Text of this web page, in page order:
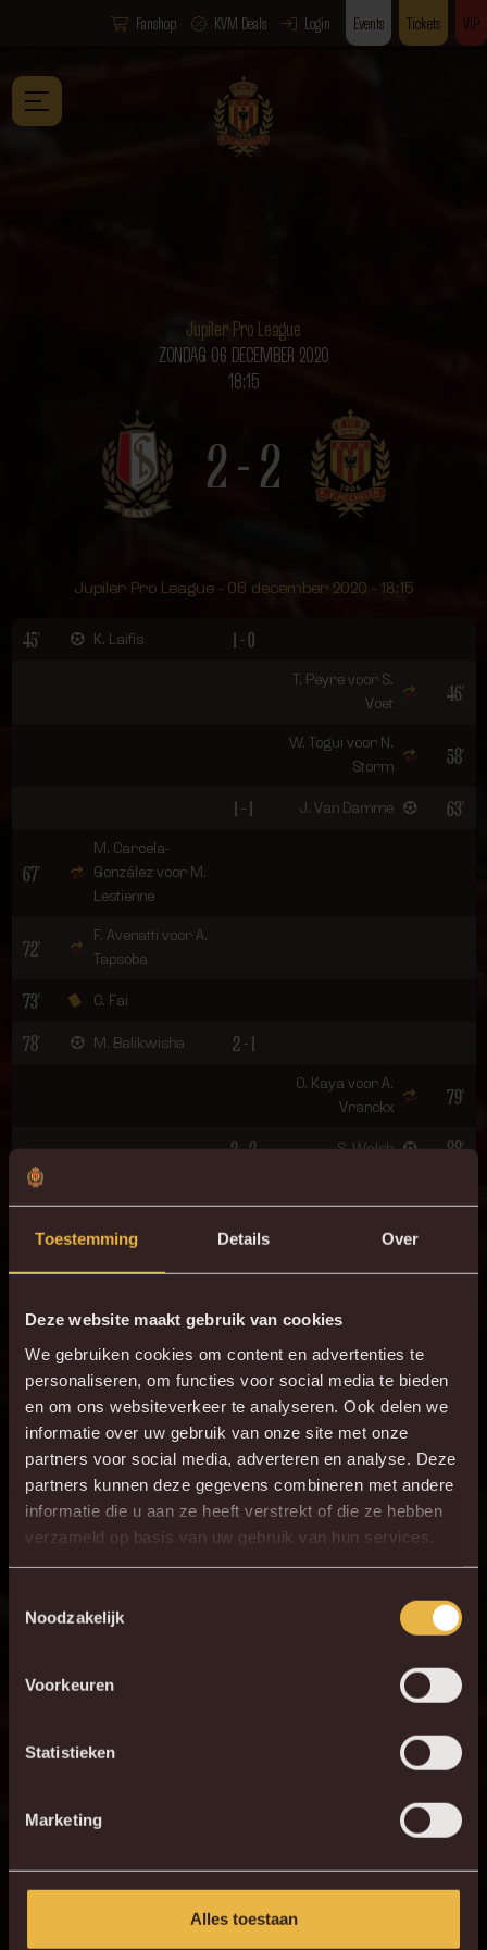
Toestemming Details Over
Deze website maakt gebruik van cookies
We gebruiken cookies om content en advertenties te
personaliseren, om functies voor social media te bieden
en om ons websiteverkeer te analyseren. Ook delen we
informatie over uw gebruik van onze site met onze
partners voor social media, adverteren en analyse. Deze
partners kunnen deze gegevens combineren met andere
informatie die u aan ze heeft verstrekt of die ze hebben
verzameld op basis van uw gebruik van hun services.
Noodzakelijk
Voorkeuren
Statistieken
Marketing
Alles toestaan
Fanshop KVM Deals Login Events Tickets VIP
Jupiler Pro League
ZONDAG 06 DECEMBER 2020
18:15
2 - 2
Jupiler Pro League - 06 december 2020 - 18:15
45' K. Laifis 1 - 0
46'
T. Peyre voor S.
Voet
58'
W. Togui voor N.
Storm
1 - 1 63'
J. Van Damme
67'
M. Carcela-
González voor M.
Lestienne
72'
F. Avenatti voor A.
Tapsoba
73' C. Fai
78' M. Balikwisha 2 - 1
79'
O. Kaya voor A.
Vranckx
2 - 2 88'
S. Walsh
90'
K. Mrabti
1 G. Coucke
26 V. Wernersson
14 S. Voet
30 J. Vanlerberghe
5 S. Walsh
13 J. Van Damme
16 R. Schoofs
19 K. Mrabti